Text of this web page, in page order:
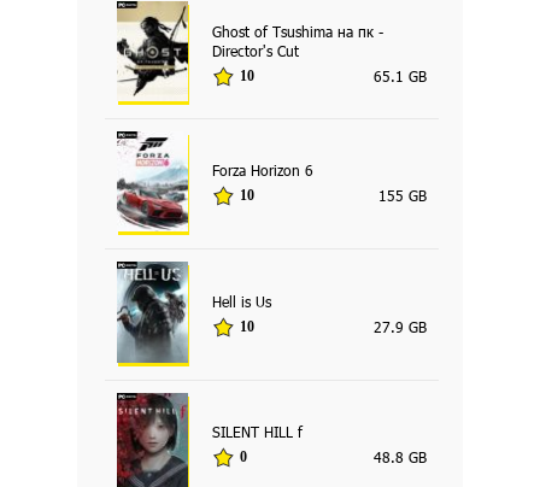
Ghost of Tsushima на пк -
Director's Cut
10 65.1 GB
Forza Horizon 6
10 155 GB
Hell is Us
10 27.9 GB
SILENT HILL f
0 48.8 GB